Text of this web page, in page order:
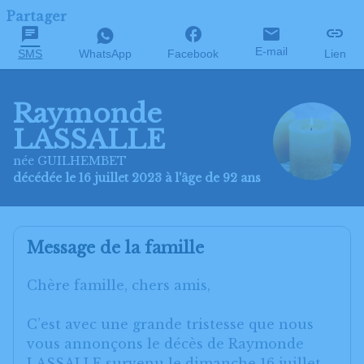
Partager
SMS WhatsApp Facebook E-mail Lien
Raymonde
LASSALLE
née GUILHEMBET
décédée le 16 juillet 2023 à l'âge de 92 ans
Message de la famille
Chère famille, chers amis,
C’est avec une grande tristesse que nous
vous annonçons le décès de Raymonde